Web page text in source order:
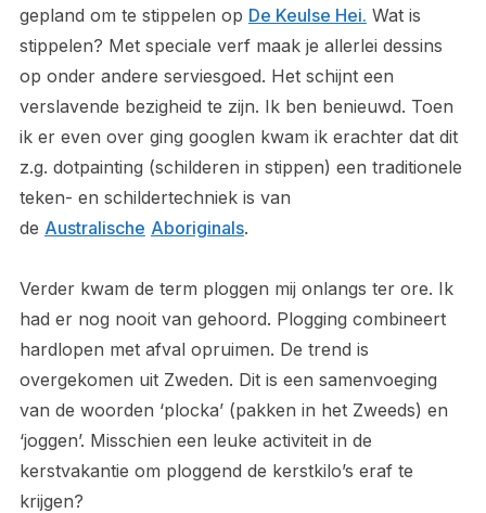
gepland om te stippelen op De Keulse Hei. Wat is
stippelen? Met speciale verf maak je allerlei dessins
op onder andere serviesgoed. Het schijnt een
verslavende bezigheid te zijn. Ik ben benieuwd. Toen
ik er even over ging googlen kwam ik erachter dat dit
z.g. dotpainting (schilderen in stippen) een traditionele
teken- en schildertechniek is van
de Australische Aboriginals.
Verder kwam de term ploggen mij onlangs ter ore. Ik
had er nog nooit van gehoord. Plogging combineert
hardlopen met afval opruimen. De trend is
overgekomen uit Zweden. Dit is een samenvoeging
van de woorden ‘plocka’ (pakken in het Zweeds) en
‘joggen’. Misschien een leuke activiteit in de
kerstvakantie om ploggend de kerstkilo’s eraf te
krijgen?